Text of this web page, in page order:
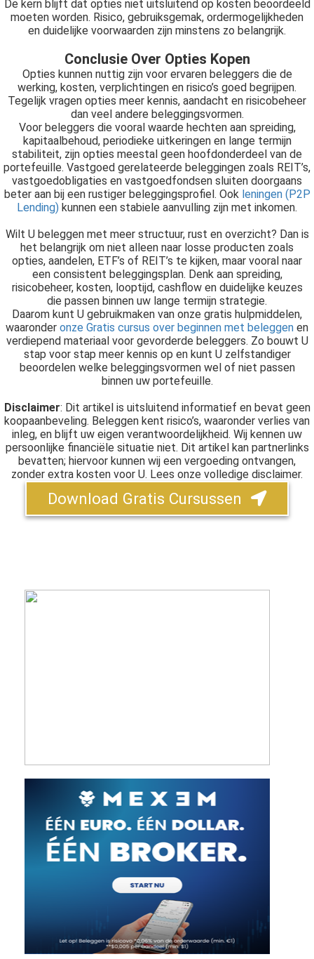
De kern blijft dat opties niet uitsluitend op kosten beoordeeld
moeten worden. Risico, gebruiksgemak, ordermogelijkheden
en duidelijke voorwaarden zijn minstens zo belangrijk.
Conclusie Over Opties Kopen
Opties kunnen nuttig zijn voor ervaren beleggers die de
werking, kosten, verplichtingen en risico’s goed begrijpen.
Tegelijk vragen opties meer kennis, aandacht en risicobeheer
dan veel andere beleggingsvormen.
Voor beleggers die vooral waarde hechten aan spreiding,
kapitaalbehoud, periodieke uitkeringen en lange termijn
stabiliteit, zijn opties meestal geen hoofdonderdeel van de
portefeuille. Vastgoed gerelateerde beleggingen zoals REIT’s,
vastgoedobligaties en vastgoedfondsen sluiten doorgaans
beter aan bij een rustiger beleggingsprofiel. Ook leningen (P2P
Lending) kunnen een stabiele aanvulling zijn met inkomen.
Wilt U beleggen met meer structuur, rust en overzicht? Dan is
het belangrijk om niet alleen naar losse producten zoals
opties, aandelen, ETF’s of REIT’s te kijken, maar vooral naar
een consistent beleggingsplan. Denk aan spreiding,
risicobeheer, kosten, looptijd, cashflow en duidelijke keuzes
die passen binnen uw lange termijn strategie.
Daarom kunt U gebruikmaken van onze gratis hulpmiddelen,
waaronder onze Gratis cursus over beginnen met beleggen en
verdiepend materiaal voor gevorderde beleggers. Zo bouwt U
stap voor stap meer kennis op en kunt U zelfstandiger
beoordelen welke beleggingsvormen wel of niet passen
binnen uw portefeuille.
Disclaimer: Dit artikel is uitsluitend informatief en bevat geen
koopaanbeveling. Beleggen kent risico’s, waaronder verlies van
inleg, en blijft uw eigen verantwoordelijkheid. Wij kennen uw
persoonlijke financiële situatie niet. Dit artikel kan partnerlinks
bevatten; hiervoor kunnen wij een vergoeding ontvangen,
zonder extra kosten voor U. Lees onze volledige disclaimer.
Download Gratis Cursussen